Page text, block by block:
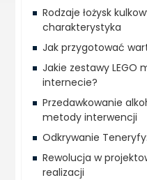
Rodzaje łożysk
charakterystyka
Jak przygotować
Jakie zestawy LEGO
internecie?
Przedawkowanie
metody interwencji
Odkrywanie
Rewolucja w
realizacji